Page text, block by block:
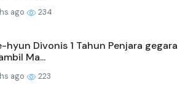
ago 234
hyun Divonis 1 Tahun Penjara gegara
Ma...
ago 223